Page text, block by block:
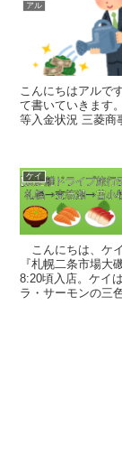
アル
こんにちはアルで
て書いていきます
等入金状況 三菱商
ケイ
こんにちは、ケ
『札幌二条市場大
8:20頃入店。ケイ
ラ・サーモンの三